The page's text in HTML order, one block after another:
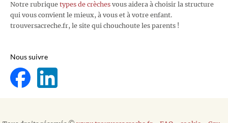
Notre rubrique types de crèches vous aidera à choisir la structure
qui vous convient le mieux, à vous et à votre enfant.
trouversacreche.fr, le site qui chouchoute les parents !
Nous suivre